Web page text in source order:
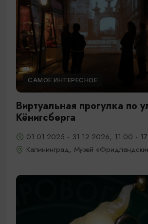
САМОЕ ИНТЕРЕСНОЕ
Виртуальная прогулка по
Кёнигсберга
01.01.2025 - 31.12.2026, 11:00 -
Калининград, Музей